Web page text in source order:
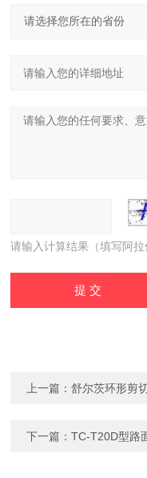
请输入计算结果（填写阿
上一篇：舒尔茨环形剪
下一篇：TC-T20D型路